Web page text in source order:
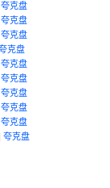
夸克盘
夸克盘
夸克盘
克盘
夸克盘
夸克盘
夸克盘
夸克盘
夸克盘
夸克盘